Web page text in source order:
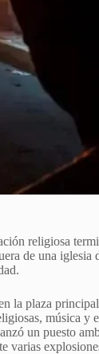
religiosa
de una iglesia
la plaza
música y
un puesto
varias